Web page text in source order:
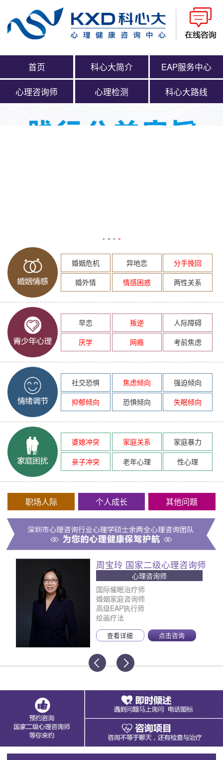
首页 科心大简介 EAP服务中心
心理咨询师 心理检测 科心大路线
婚姻危机 异地恋
分手挽回
婚外情
情感困惑 两性关系
早恋 叛逆
人际障碍
厌学
网瘾 考前焦虑
社交恐惧 焦虑倾向
强迫倾向
抑郁倾向
恐惧倾向 失眠倾向
婆媳冲突 家庭关系
家庭暴力
亲子冲突
老年心理 性心理
职场人际 个人成长 其他问题
周宝玲 国家二级心理咨询师
心理咨询师
国际催眠治疗师
婚姻家庭咨询师
高级EAP执行师
绘画疗法
查看详细 点击咨询